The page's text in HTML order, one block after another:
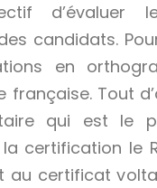
d’évaluer
candidats.
en
française. Tout
qui est le
certification le
au certificat